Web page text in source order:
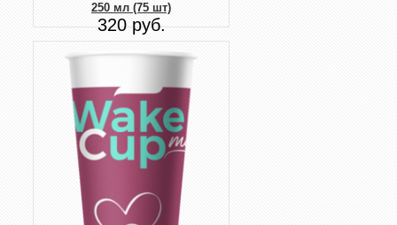
250 мл (75 шт)
320 руб.